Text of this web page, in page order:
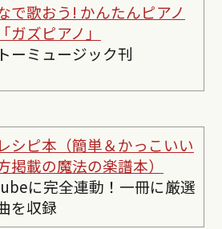
で歌おう! かんたんピアノ
ガズピアノ」
ーミュージック刊
シピ本（簡単＆かっこいい
掲載の魔法の楽譜本）
に完全連動！一冊に厳選
を収録